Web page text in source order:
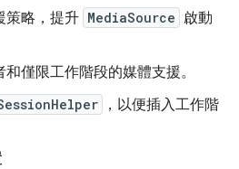
策略，提升 MediaSource 啟動
僅限工作階段的媒體支援。
，以便插入工作階